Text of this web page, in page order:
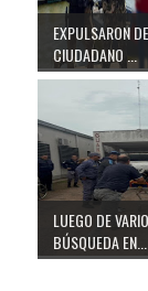
EXPULSARON
CIUDADANO ...
LUEGO DE
BÚSQUEDA EN...